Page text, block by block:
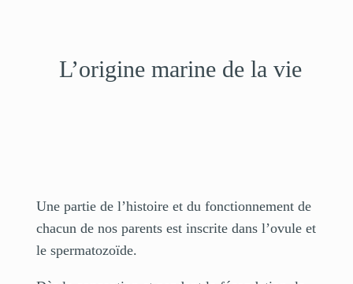
L’origine marine de la vie
Une partie de l’histoire et du fonctionnement de
chacun de nos parents est inscrite dans l’ovule et
le spermatozoïde.